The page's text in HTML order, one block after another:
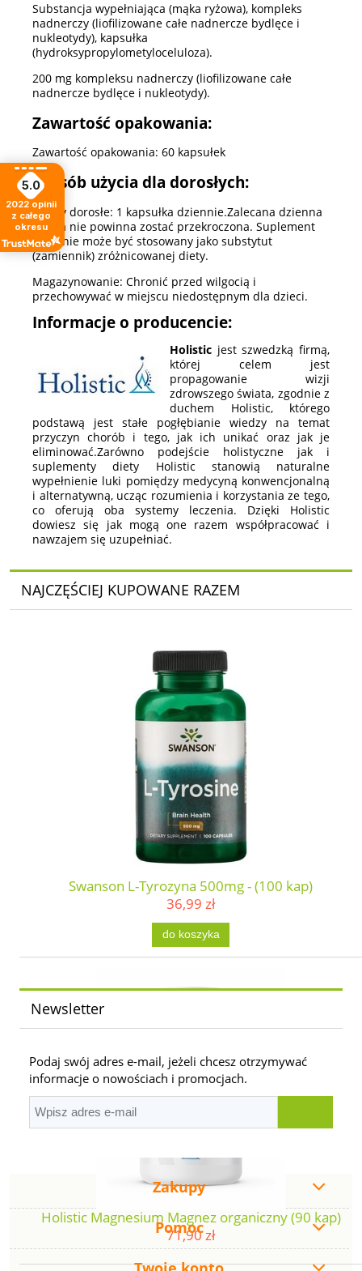
Substancja wypełniająca (mąka ryżowa), kompleks
nadnerczy (liofilizowane całe nadnercze bydlęce i
nukleotydy), kapsułka
(hydroksypropylometyloceluloza).
200 mg kompleksu nadnerczy (liofilizowane całe
nadnercze bydlęce i nukleotydy).
Zawartość opakowania:
Zawartość opakowania: 60 kapsułek
Sposób użycia dla dorosłych:
Osoby dorosłe: 1 kapsułka dziennie.Zalecana dzienna
porcja nie powinna zostać przekroczona. Suplement
diety nie może być stosowany jako substytut
(zamiennik) zróżnicowanej diety.
Magazynowanie: Chronić przed wilgocią i
przechowywać w miejscu niedostępnym dla dzieci.
Informacje o producencie:
Holistic jest szwedzką firmą,
której celem jest
propagowanie wizji
zdrowszego świata, zgodnie z
duchem Holistic, którego
podstawą jest stałe pogłębianie wiedzy na temat
przyczyn chorób i tego, jak ich unikać oraz jak je
eliminować.Zarówno podejście holistyczne jak i
suplementy diety Holistic stanowią naturalne
wypełnienie luki pomiędzy medycyną konwencjonalną
i alternatywną, ucząc rozumienia i korzystania ze tego,
co oferują oba systemy leczenia. Dzięki Holistic
dowiesz się jak mogą one razem współpracować i
nawzajem się uzupełniać.
NAJCZĘŚCIEJ KUPOWANE RAZEM
Swanson L-Tyrozyna 500mg - (100 kap)
36,99 zł
do koszyka
Holistic Magnesium Magnez organiczny (90 kap)
71,90 zł
Newsletter
Podaj swój adres e-mail, jeżeli chcesz otrzymywać
informacje o nowościach i promocjach.
Zakupy
Pomoc
5.0
2022 opinii
z całego
okresu